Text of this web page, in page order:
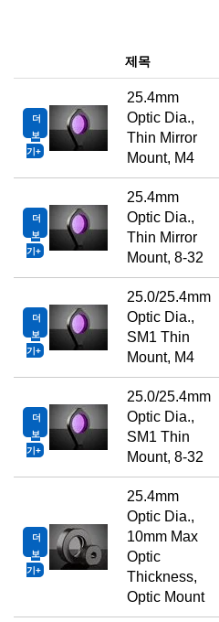
제목
더
보
기
25.4mm
Optic Dia.,
Thin Mirror
Mount, M4
더
보
기
25.4mm
Optic Dia.,
Thin Mirror
Mount, 8-32
더
보
기
25.0/25.4mm
Optic Dia.,
SM1 Thin
Mount, M4
더
보
기
25.0/25.4mm
Optic Dia.,
SM1 Thin
Mount, 8-32
더
보
기
25.4mm
Optic Dia.,
10mm Max
Optic
Thickness,
Optic Mount